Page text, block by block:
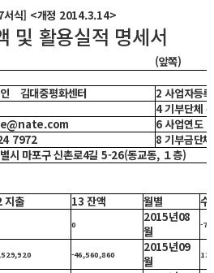
서식] <개정 2014.3.14>
및 활용실적 명세서
(앞쪽)
김대중평화센터
2 사업자등
4 기부단체
6 사업연도
7972
8 기부금단
시 마포구 신촌로4길 5-26(동교동, １층)
지출 13 잔액 월별
수
0
2015년08
월
-
-46,560,860
2015년09
월